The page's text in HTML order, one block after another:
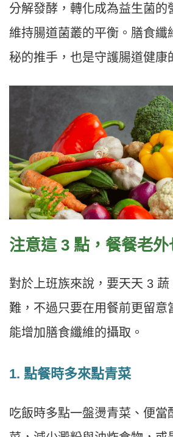
分解發酵，轉化成為益生菌的
維持腸道菌叢的平衡。膳食纖
秘的推手，也是守護腸道健康
注意這 3 點，餐餐老
對於上班族來說，要天天 3 蔬
難，不過只要在用餐前更留意
能增加膳食纖維的攝取。
1. 點餐時多來點青菜
吃飯時多點一盤燙青菜、便當